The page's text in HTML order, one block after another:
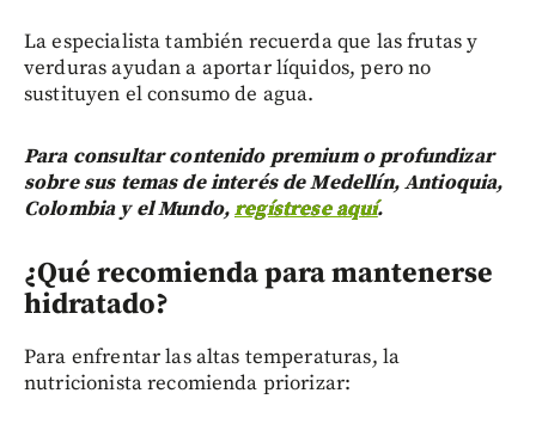
La especialista también recuerda que las frutas y
verduras ayudan a aportar líquidos, pero no
sustituyen el consumo de agua.
Para consultar contenido premium o profundizar
sobre sus temas de interés de Medellín, Antioquia,
Colombia y el Mundo,regístrese aquí.
¿Qué recomienda para mantenerse
hidratado?
Para enfrentar las altas temperaturas, la
nutricionista recomienda priorizar: